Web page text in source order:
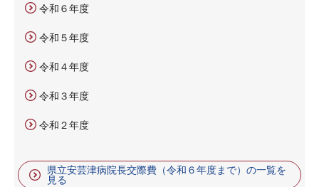
令和６年度
令和５年度
令和４年度
令和３年度
令和２年度
県立安芸津病院長交際費（令和６年度まで）の一覧を
見る